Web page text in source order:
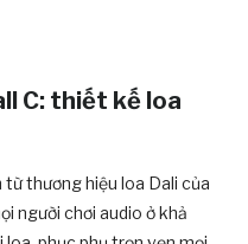
C: thiết kế loa
thương hiệu loa Dali của
người chơi audio ở khả